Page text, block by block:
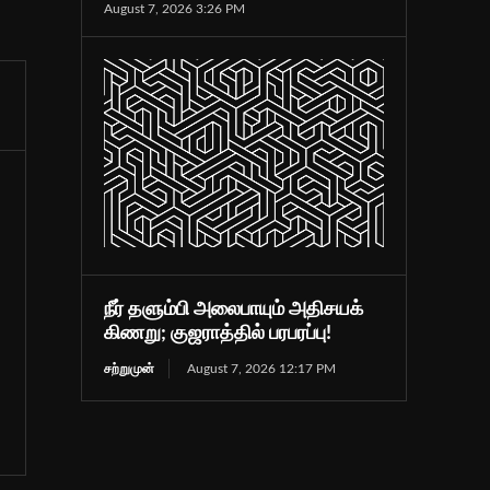
August 7, 2026 3:26 PM
நீர் தளும்பி அலைபாயும் அதிசயக்
கிணறு; குஜராத்தில் பரபரப்பு!
சற்றுமுன் August 7, 2026 12:17 PM